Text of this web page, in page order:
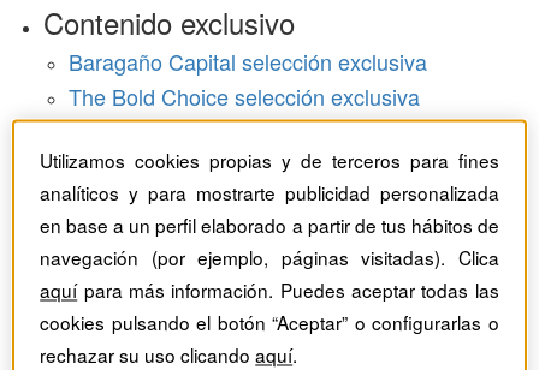
Contenido exclusivo
Baragaño Capital selección exclusiva
The Bold Choice selección exclusiva
Top Employers selección exclusiva
Hemeroteca
Monográficos
Dossieres
Revistas del mes
Utilizamos cookies propias y de terceros para fines
analíticos y para mostrarte publicidad personalizada
en base a un perfil elaborado a partir de tus hábitos de
navegación (por ejemplo, páginas visitadas). Clica
aquípara más información. Puedes aceptar todas las
cookies pulsando el botón “Aceptar” o configurarlas o
rechazar su uso clicandoaquí.